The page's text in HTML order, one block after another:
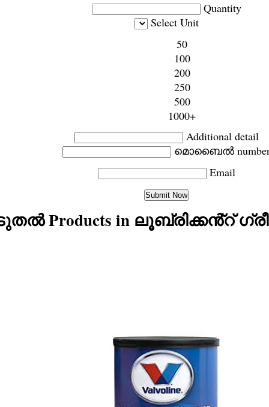
Quantity
Select Unit
50
100
200
250
500
1000+
Additional detail
മൊബൈൽ
Email
Products in ലൂബ്രിക്കൻ്റ്